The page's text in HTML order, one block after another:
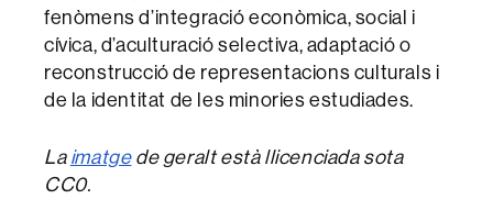
fenòmens d’integració econòmica, social i
cívica, d’aculturació selectiva, adaptació o
reconstrucció de representacions culturals i
de la identitat de les minories estudiades.
Laimatgede geralt està llicenciada sota
CC0.